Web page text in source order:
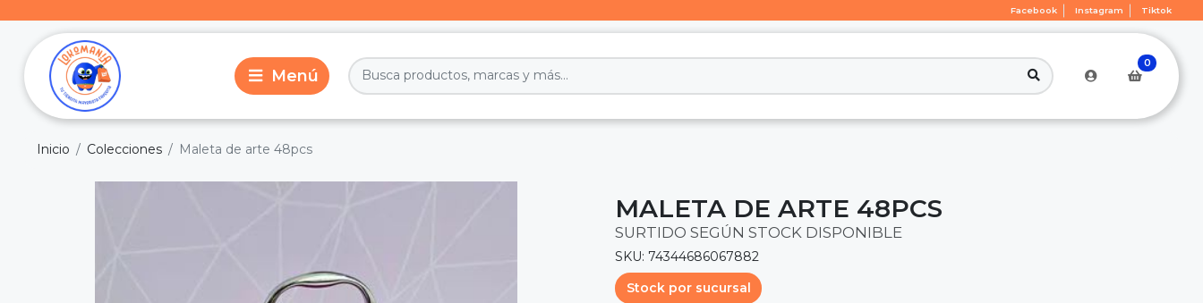
Facebook Instagram Tiktok
0
Inicio Colecciones Maleta de arte 48pcs
MALETA DE ARTE 48PCS
SURTIDO SEGÚN STOCK DISPONIBLE
SKU: 74344686067882
Stock por sucursal